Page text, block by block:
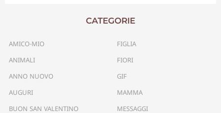
CATEGORIE
AMICO-MIO
ANIMALI
ANNO NUOVO
AUGURI
BUON SAN VALENTINO
FIGLIA
FIORI
GIF
MAMMA
MESSAGGI